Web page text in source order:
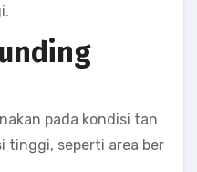
pada kondisi tan
tinggi, seperti area ber